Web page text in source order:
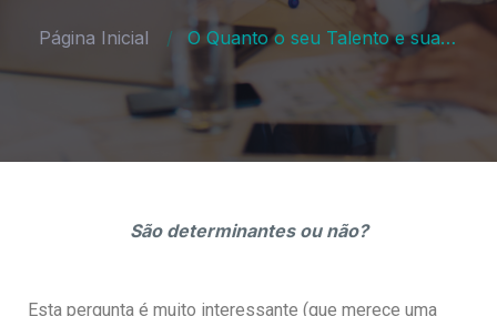
Página Inicial O Quanto o seu Talento e sua Inteligência são Determinantes para que sua Carreira seja de Sucesso?
São determinantes ou não?
Esta pergunta é muito interessante (que merece uma